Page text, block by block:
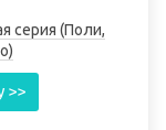
серия (Поли,
>>